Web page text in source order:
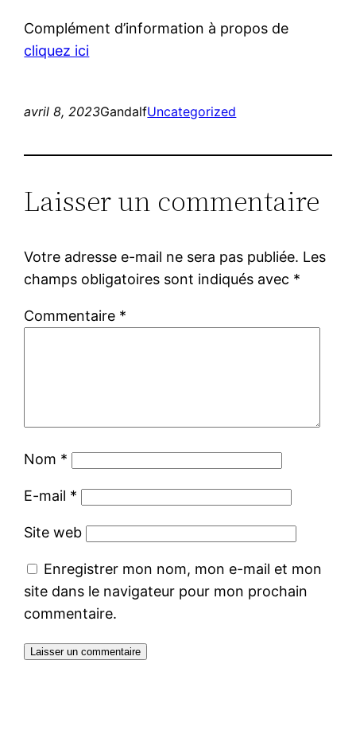
Complément d’information à propos de
cliquez ici
avril 8, 2023GandalfUncategorized
Laisser un commentaire
Votre adresse e-mail ne sera pas publiée. Les
champs obligatoires sont indiqués avec *
Commentaire *
Nom *
E-mail *
Site web
Enregistrer mon nom, mon e-mail et mon
site dans le navigateur pour mon prochain
commentaire.